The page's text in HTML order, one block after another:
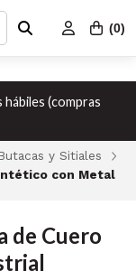
(0)
(compras
Butacas y Sitiales
con Metal
de Cuero